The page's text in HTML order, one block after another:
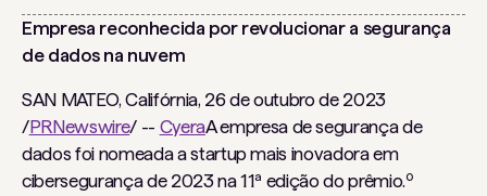
Empresa reconhecida por revolucionar a segurança
de dados na nuvem
SAN MATEO, Califórnia, 26 de outubro de 2023
/PRNewswire/ -- CyeraA empresa de segurança de
dados foi nomeada a startup mais inovadora em
cibersegurança de 2023 na 11ª edição do prêmio.o